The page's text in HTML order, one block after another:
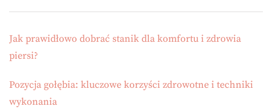
Jak prawidłowo dobrać stanik dla komfortu i zdrowia
piersi?
Pozycja gołębia: kluczowe korzyści zdrowotne i techniki
wykonania